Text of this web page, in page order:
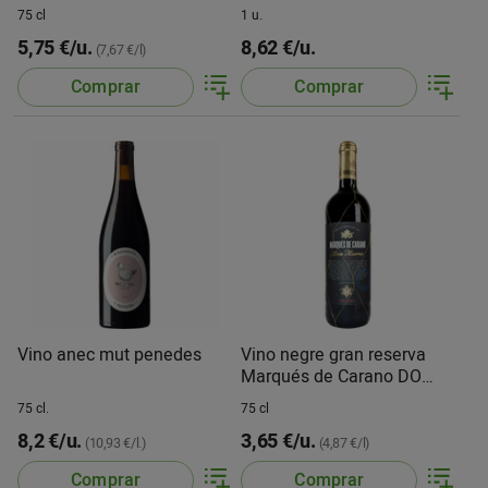
75 cl
5,75 €/u. (7,67 €/l)
Comprar
1 u.
8,62 €/u.
Comprar
Vino anec mut penedes
75 cl.
8,2 €/u. (10,93 €/l.)
Comprar
Vino negre gran reserva
Marqués de Carano DO
Cariñena
75 cl
3,65 €/u. (4,87 €/l)
Comprar